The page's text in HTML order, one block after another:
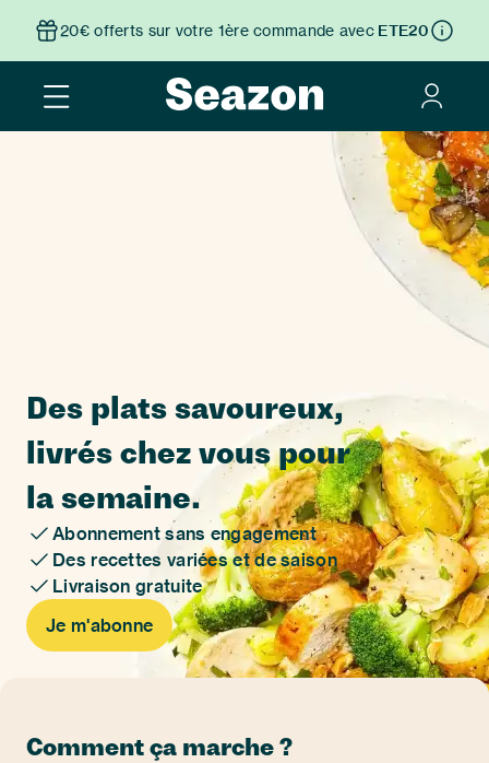
20€ offerts sur votre 1ère commande avec ETE20
Des plats savoureux,
livrés chez vous pour
la semaine.
Abonnement sans engagement
Des recettes variées et de saison
Livraison gratuite
Je m'abonne
Comment ça marche ?